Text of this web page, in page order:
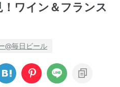
ワイン＆フランス
@毎日ビール